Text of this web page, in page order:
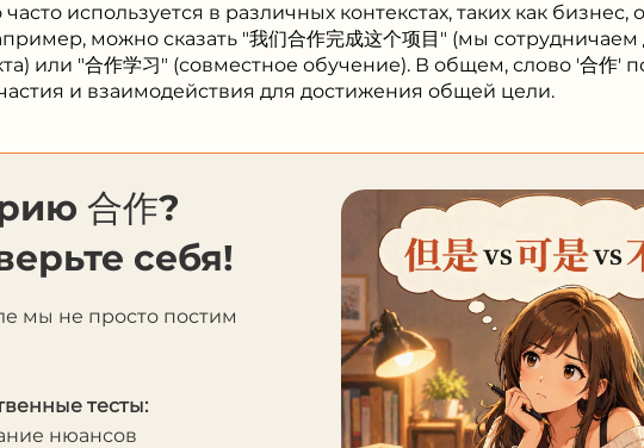
используется в различных контекстах, таких как бизнес,
можно сказать "我们合作完成这个项目" (мы сотрудничаем
или "合作学习" (совместное обучение). В общем, слово '合作'
и взаимодействия для достижения общей цели.
合作?
себя!
мы не просто постим
тесты:
нюансов